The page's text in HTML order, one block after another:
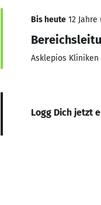
Bis heute 12
Asklepios Kliniken
Logg Dich jetzt